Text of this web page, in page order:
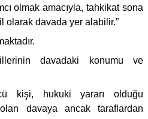
olmak amacıyla, tahkikat sona
olarak davada yer alabilir.”
davadaki konumu ve
kişi, hukuki yararı olduğu
davaya ancak taraflardan